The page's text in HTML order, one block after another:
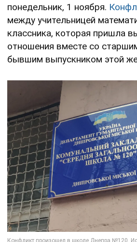
понедельник, 1 ноября.
между учительницей
классника, которая пришла
отношения вместе со
бывшим выпускником этой